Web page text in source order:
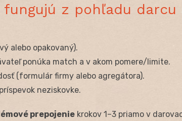
z pohľadu darcu
alebo opakovaný).
ponúka match a v akom pomere/limite.
(formulár firmy alebo agregátora).
neziskovke.
prepojenie krokov 1–3 priamo v